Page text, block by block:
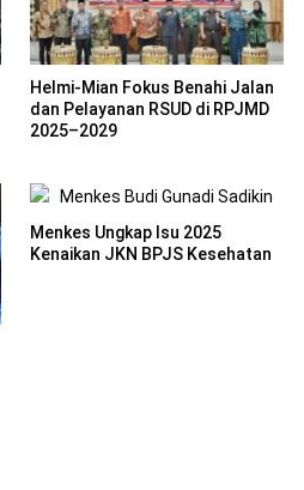
Helmi-Mian Fokus Benahi Jalan
dan Pelayanan RSUD di RPJMD
2025–2029
Menkes Ungkap Isu 2025
Kenaikan JKN BPJS Kesehatan